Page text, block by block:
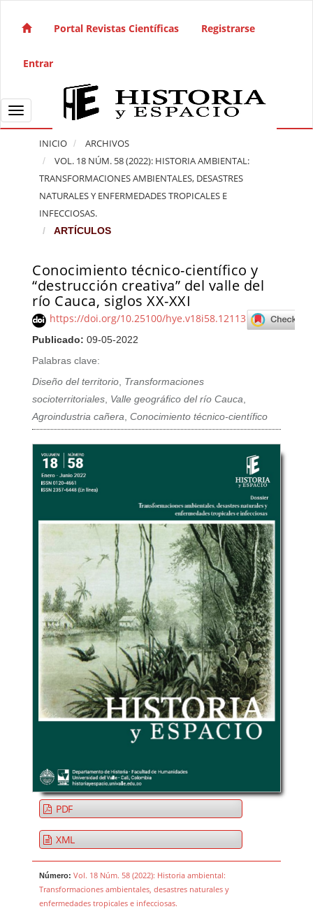
Navegación principal
Barra lateral
Portal Revistas Científicas Registrarse
Entrar
Toggle navigation
INICIO
ARCHIVOS
VOL. 18 NÚM. 58 (2022): HISTORIA AMBIENTAL:
TRANSFORMACIONES AMBIENTALES, DESASTRES
NATURALES Y ENFERMEDADES TROPICALES E
INFECCIOSAS.
ARTÍCULOS
Conocimiento técnico-científico y
“destrucción creativa” del valle del
río Cauca, siglos XX-XXI
https://doi.org/10.25100/hye.v18i58.12113
Publicado: 09-05-2022
Palabras clave:
Diseño del territorio, Transformaciones
socioterritoriales, Valle geográfico del río Cauca,
Agroindustria cañera,Conocimiento técnico-científico
Barra lateral del artículo
PDF
XML
Número: Vol. 18 Núm. 58 (2022): Historia ambiental:
Transformaciones ambientales, desastres naturales y
enfermedades tropicales e infecciosas.